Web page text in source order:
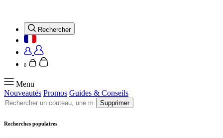
Rechercher
0
Menu
Nouveautés Promos Guides & Conseils
Supprimer
Recherches populaires